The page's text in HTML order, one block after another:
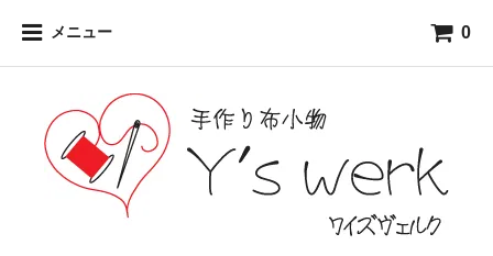
メニュー 0